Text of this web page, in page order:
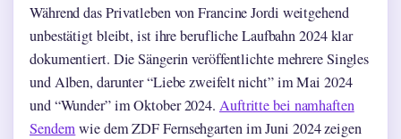
Während das Privatleben von Francine Jordi weitgehend
unbestätigt bleibt, ist ihre berufliche Laufbahn 2024 klar
dokumentiert. Die Sängerin veröffentlichte mehrere Singles
und Alben, darunter “Liebe zweifelt nicht” im Mai 2024
und “Wunder” im Oktober 2024. Auftritte bei namhaften
Sendernwie dem ZDF Fernsehgarten im Juni 2024 zeigen